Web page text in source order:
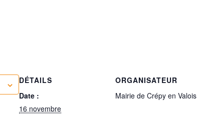
DÉTAILS
Date :
16 novembre
ORGANISATEUR
Mairie de Crépy en Valois